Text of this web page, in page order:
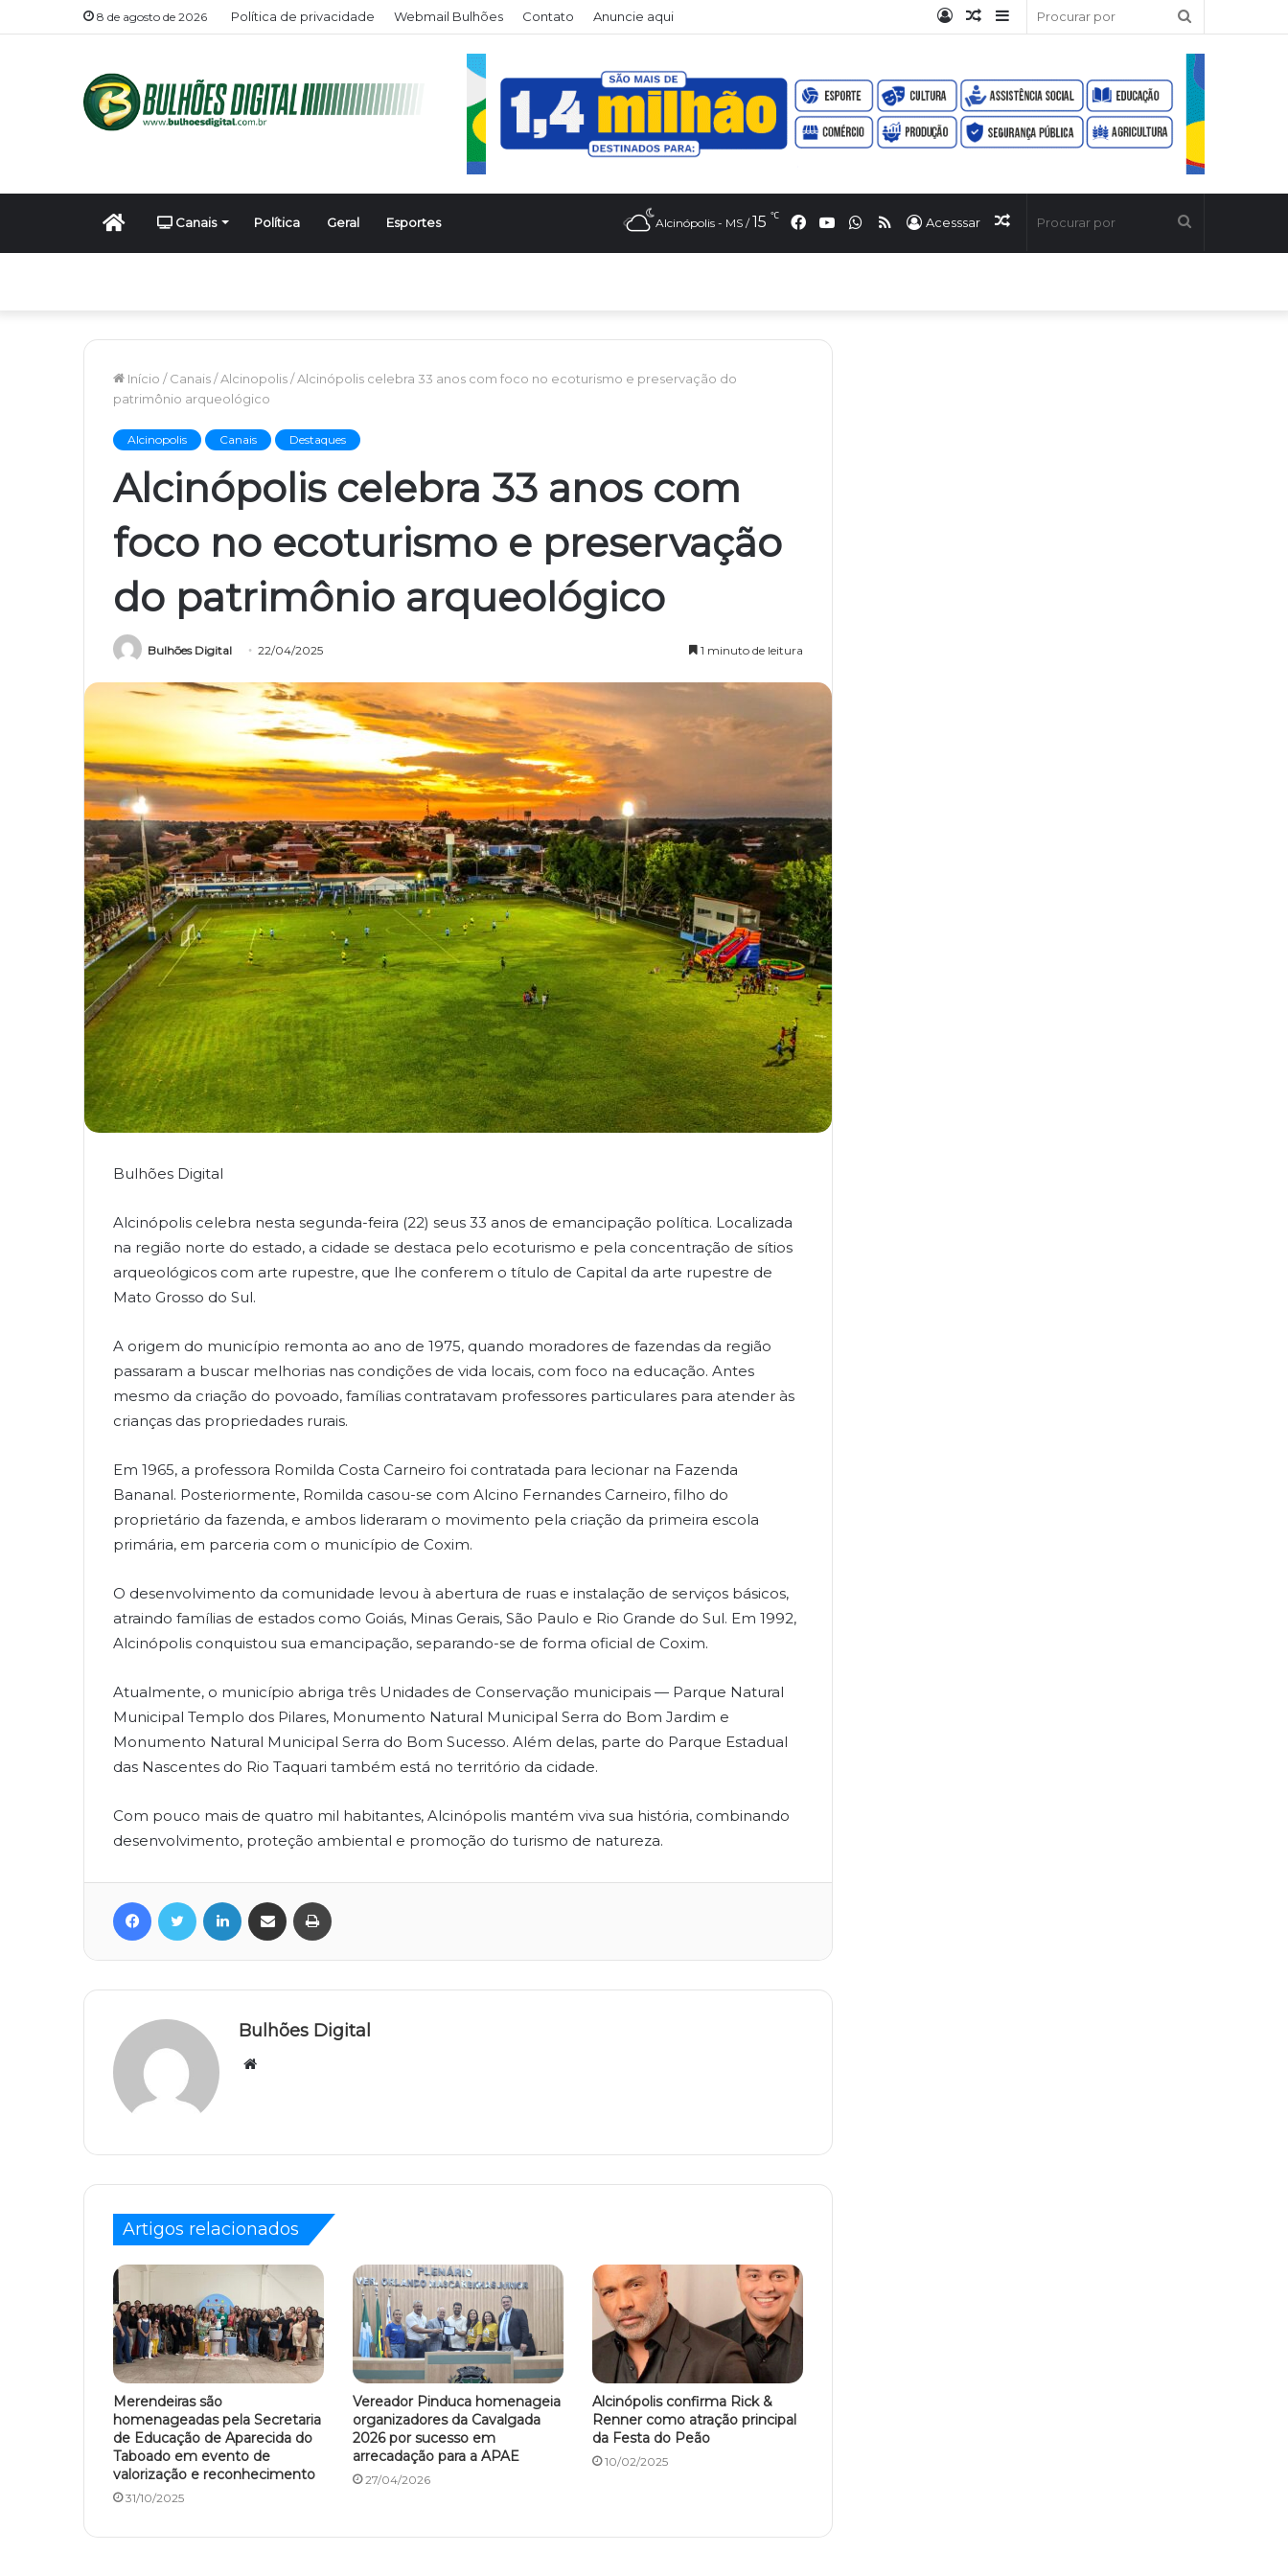
8 de agosto de 2026 Política de privacidade Webmail Bulhões Contato Anuncie aqui
por
Barra
Artigo
Entrar
Início Canais Política Geral Esportes Artigo
Acesssar
RSS
WhatsApp
YouTube
Facebook
Alcinópolis - MS / 15 ℃
Início / Canais/Alcinopolis/Alcinópolis celebra 33 anos com foco no ecoturismo e preservação do
patrimônio arqueológico
Alcinopolis Canais Destaques
Alcinópolis celebra 33 anos com
foco no ecoturismo e preservação
do patrimônio arqueológico
Bulhões Digital 22/04/2025 1 minuto de leitura
Bulhões Digital
Alcinópolis celebra nesta segunda-feira (22) seus 33 anos de emancipação política. Localizada
na região norte do estado, a cidade se destaca pelo ecoturismo e pela concentração de sítios
arqueológicos com arte rupestre, que lhe conferem o título de Capital da arte rupestre de
Mato Grosso do Sul.
A origem do município remonta ao ano de 1975, quando moradores de fazendas da região
passaram a buscar melhorias nas condições de vida locais, com foco na educação. Antes
mesmo da criação do povoado, famílias contratavam professores particulares para atender às
crianças das propriedades rurais.
Em 1965, a professora Romilda Costa Carneiro foi contratada para lecionar na Fazenda
Bananal. Posteriormente, Romilda casou-se com Alcino Fernandes Carneiro, filho do
proprietário da fazenda, e ambos lideraram o movimento pela criação da primeira escola
primária, em parceria com o município de Coxim.
O desenvolvimento da comunidade levou à abertura de ruas e instalação de serviços básicos,
atraindo famílias de estados como Goiás, Minas Gerais, São Paulo e Rio Grande do Sul. Em 1992,
Alcinópolis conquistou sua emancipação, separando-se de forma oficial de Coxim.
Atualmente, o município abriga três Unidades de Conservação municipais — Parque Natural
Municipal Templo dos Pilares, Monumento Natural Municipal Serra do Bom Jardim e
Monumento Natural Municipal Serra do Bom Sucesso. Além delas, parte do Parque Estadual
das Nascentes do Rio Taquari também está no território da cidade.
Com pouco mais de quatro mil habitantes, Alcinópolis mantém viva sua história, combinando
desenvolvimento, proteção ambiental e promoção do turismo de natureza.
FacebookTwitter Linkedin Compartilhar via e-mail
Bulhões Digital
Website
Artigos relacionados
Merendeiras são
homenageadas pela Secretaria
de Educação de Aparecida do
Taboado em evento de
valorização e reconhecimento
31/10/2025
Vereador Pinduca homenageia
organizadores da Cavalgada
2026 por sucesso em
arrecadação para a APAE
27/04/2026
Alcinópolis confirma Rick &
Renner como atração principal
da Festa do Peão
10/02/2025